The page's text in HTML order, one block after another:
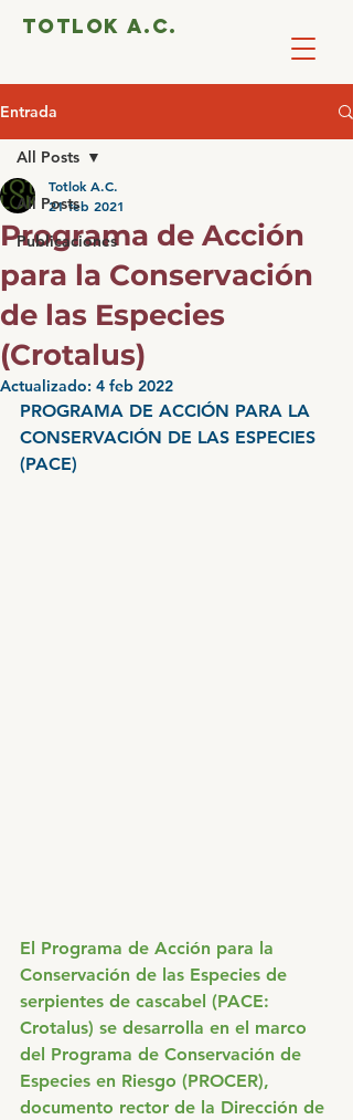
totlok a.c.
Entrada
All Posts
Publicaciones
All Posts
Programa de Acción
para la Conservación
de las Especies
(Crotalus)
Totlok A.C.
21 feb 2021
Actualizado: 4 feb 2022
PROGRAMA DE ACCIÓN PARA LA
CONSERVACIÓN DE LAS ESPECIES
(PACE)
El Programa de Acción para la
Conservación de las Especies de
serpientes de cascabel (PACE:
Crotalus) se desarrolla en el marco
del Programa de Conservación de
Especies en Riesgo (PROCER),
documento rector de la Dirección de